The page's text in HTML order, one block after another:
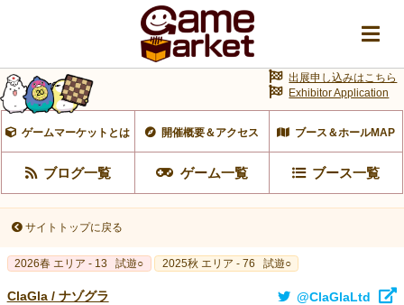
ゲームマーケットとは 開催概要＆アクセス ブース＆ホールMAP
ブログ一覧 ゲーム一覧 ブース一覧
出展申し込みはこちら
Exhibitor Application
サイトトップに戻る
2026春 エリア - 13 試遊○ 2025秋 エリア - 76 試遊○
ClaGla / ナゾグラ @ClaGlaLtd